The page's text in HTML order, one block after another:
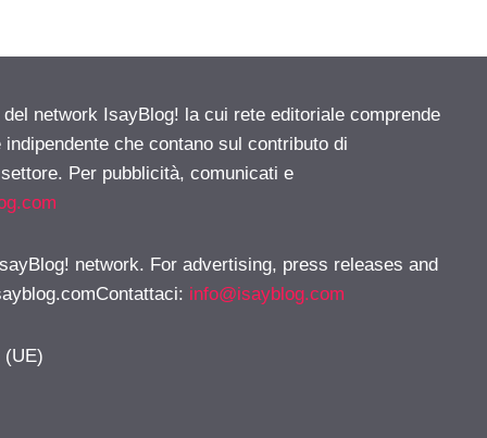
del network IsayBlog! la cui rete editoriale comprende
che contano sul contributo di
Per pubblicità, comunicati e
network. For advertising, press releases and
: info@isayblog.com
(UE)